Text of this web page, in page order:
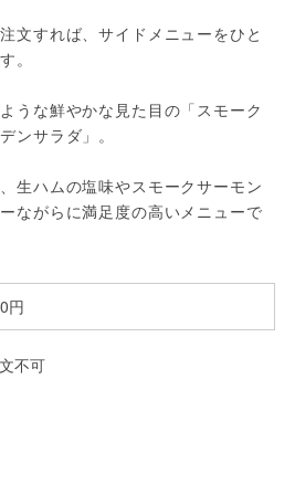
文すれば、サイドメニューをひと
。
うな鮮やかな見た目の「スモーク
ンサラダ」。
生ハムの塩味やスモークサーモン
ながらに満足度の高いメニューで
円
不可